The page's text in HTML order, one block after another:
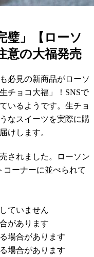
璧」【ローソ
意の大福発売
必見の新商品がローソ
チョコ大福」！SNSで
いるようです。生チョ
なスイーツを実際に購
けします。
されました。ローソン
コーナーに並べられて
ていません
があります
場合があります
場合があります